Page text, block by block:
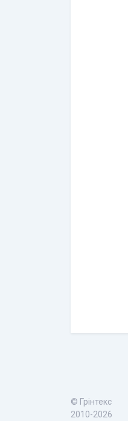
© Грінтекс
2010-2026